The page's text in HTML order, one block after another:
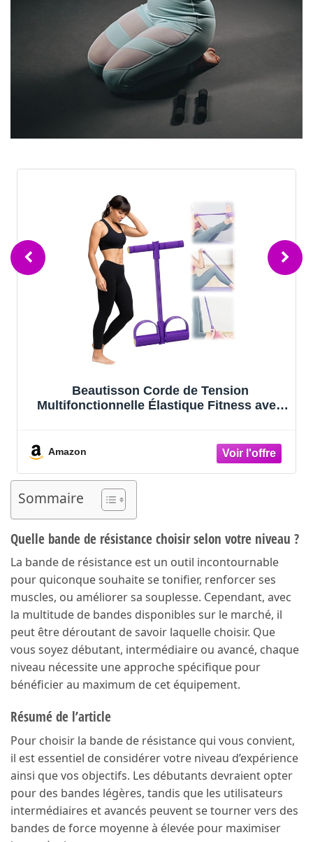
Beautisson Corde de Tension
Multifonctionnelle Élastique Fitness avec
Abdominaux, Yoga et Entraînement à
Amazon
Sommaire
Quelle bande de résistance choisir selon votre niveau ?
La bande de résistance est un outil incontournable
pour quiconque souhaite se tonifier, renforcer ses
muscles, ou améliorer sa souplesse. Cependant, avec
la multitude de bandes disponibles sur le marché, il
peut être déroutant de savoir laquelle choisir. Que
vous soyez débutant, intermédiaire ou avancé, chaque
niveau nécessite une approche spécifique pour
bénéficier au maximum de cet équipement.
Résumé de l’article
Pour choisir la bande de résistance qui vous convient,
il est essentiel de considérer votre niveau d’expérience
ainsi que vos objectifs. Les débutants devraient opter
pour des bandes légères, tandis que les utilisateurs
intermédiaires et avancés peuvent se tourner vers des
bandes de force moyenne à élevée pour maximiser